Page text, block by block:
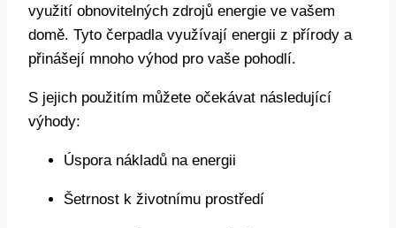
využití obnovitelných zdrojů energie ve vašem
domě. Tyto čerpadla využívají energii z přírody a
přinášejí mnoho výhod pro vaše pohodlí.
S jejich použitím můžete očekávat následující
výhody:
Úspora nákladů na energii
Šetrnost k životnímu prostředí